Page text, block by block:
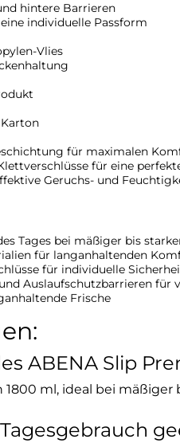
hintere Barrieren
individuelle Passform
Vlies
für maximalen
für eine
Geruchs- und
Tages bei mäßiger bis
für langanhaltenden
für individuelle
Auslaufschutzbarrieren für
Frische
ABENA Slip
ml, ideal bei